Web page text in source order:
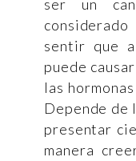
ser un
sentir que
puede
las
Depende de
presentar
manera